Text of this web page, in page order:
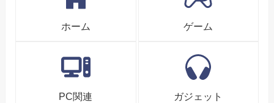
ホーム ゲーム
PC関連 ガジェット